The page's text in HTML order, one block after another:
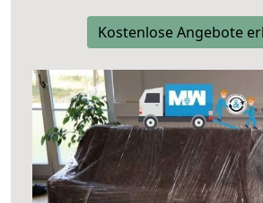
Kostenlose Angebote